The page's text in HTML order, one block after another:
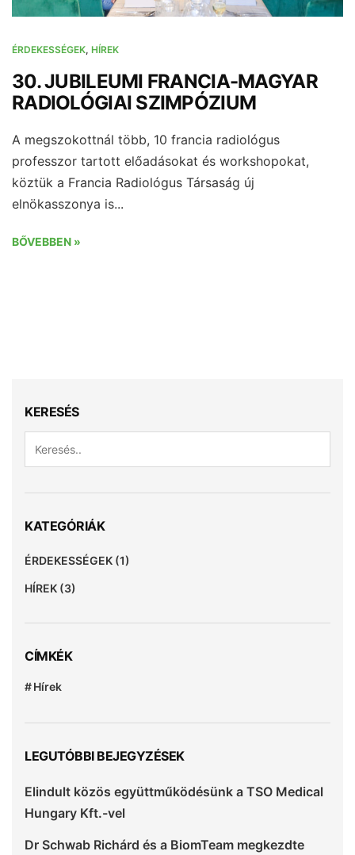
ÉRDEKESSÉGEK, HÍREK
30. JUBILEUMI FRANCIA-MAGYAR
RADIOLÓGIAI SZIMPÓZIUM
A megszokottnál több, 10 francia radiológus
professzor tartott előadásokat és workshopokat,
köztük a Francia Radiológus Társaság új
elnökasszonya is...
BŐVEBBEN »
KERESÉS
KATEGÓRIÁK
ÉRDEKESSÉGEK (1)
HÍREK (3)
CÍMKÉK
Hírek
LEGUTÓBBI BEJEGYZÉSEK
Elindult közös együttműködésünk a TSO Medical
Hungary Kft.-vel
Dr Schwab Richárd és a BiomTeam megkezdte